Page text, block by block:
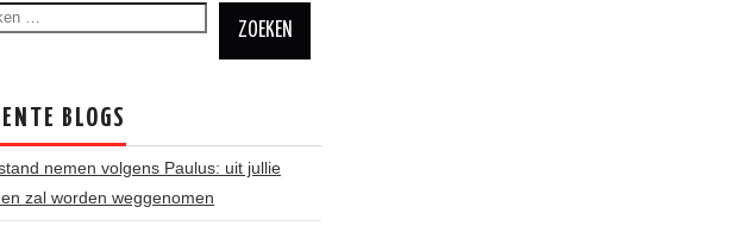
BLOGS
nemen volgens Paulus: uit jullie
zal worden weggenomen